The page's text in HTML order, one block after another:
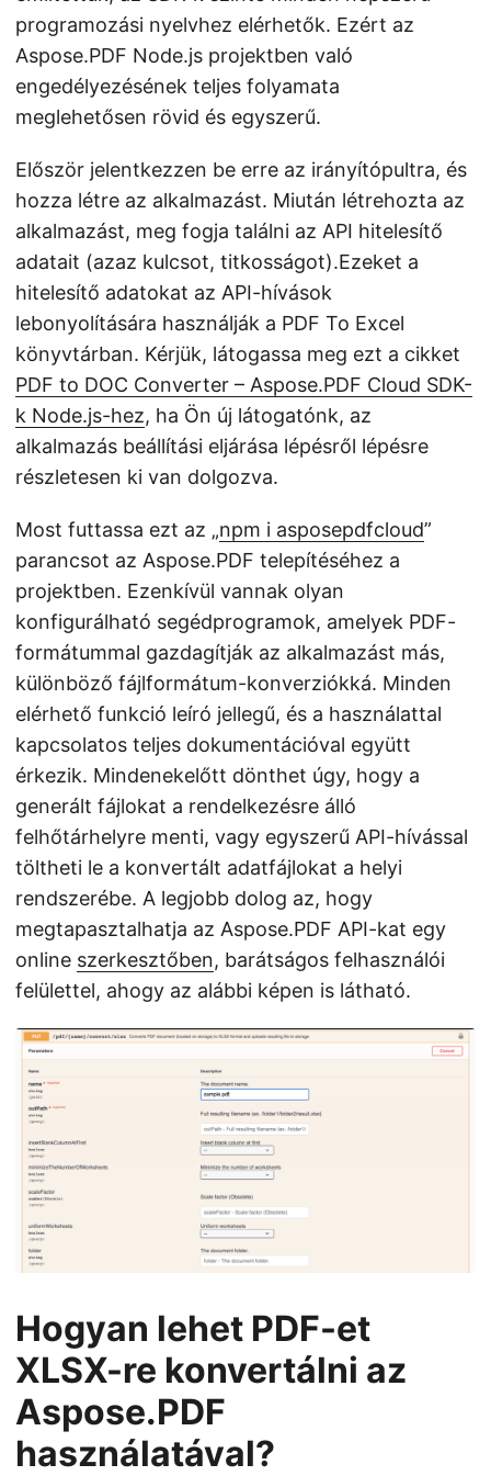
programozási nyelvhez elérhetők. Ezért az
Aspose.PDF Node.js projektben való
engedélyezésének teljes folyamata
meglehetősen rövid és egyszerű.
Először jelentkezzen be erre az irányítópultra, és
hozza létre az alkalmazást. Miután létrehozta az
alkalmazást, meg fogja találni az API hitelesítő
adatait (azaz kulcsot, titkosságot).Ezeket a
hitelesítő adatokat az API-hívások
lebonyolítására használják a PDF To Excel
könyvtárban. Kérjük, látogassa meg ezt a cikket
PDF to DOC Converter – Aspose.PDF Cloud SDK-
k Node.js-hez, ha Ön új látogatónk, az
alkalmazás beállítási eljárása lépésről lépésre
részletesen ki van dolgozva.
Most futtassa ezt az „npm i asposepdfcloud”
parancsot az Aspose.PDF telepítéséhez a
projektben. Ezenkívül vannak olyan
konfigurálható segédprogramok, amelyek PDF-
formátummal gazdagítják az alkalmazást más,
különböző fájlformátum-konverziókká. Minden
elérhető funkció leíró jellegű, és a használattal
kapcsolatos teljes dokumentációval együtt
érkezik. Mindenekelőtt dönthet úgy, hogy a
generált fájlokat a rendelkezésre álló
felhőtárhelyre menti, vagy egyszerű API-hívással
töltheti le a konvertált adatfájlokat a helyi
rendszerébe. A legjobb dolog az, hogy
megtapasztalhatja az Aspose.PDF API-kat egy
online szerkesztőben, barátságos felhasználói
felülettel, ahogy az alábbi képen is látható.
Hogyan lehet PDF-et
XLSX-re konvertálni az
Aspose.PDF
használatával?